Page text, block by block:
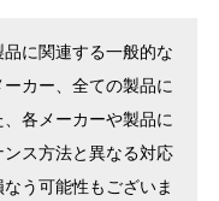
に関連する一般的な
カー、全ての製品に
各メーカーや製品に
ス方法と異なる対応
う可能性もございま